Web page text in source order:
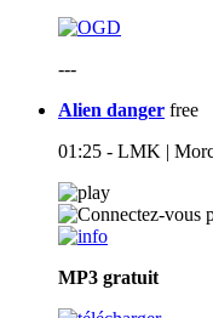
---
Alien danger free
01:25 - LMK |
MP3 gratuit